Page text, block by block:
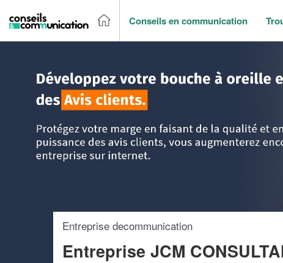
Conseils en communication
Entreprise decommunication
Entreprise JCM